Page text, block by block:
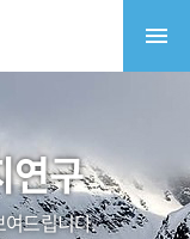
연구
여드립니다.